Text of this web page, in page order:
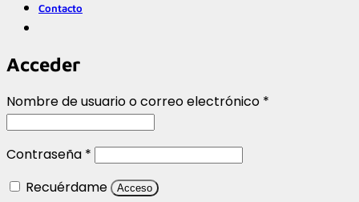
Contacto
Acceder
Nombre de usuario o correo electrónico *
Contraseña * Obligatorio
Recuérdame
Acceso